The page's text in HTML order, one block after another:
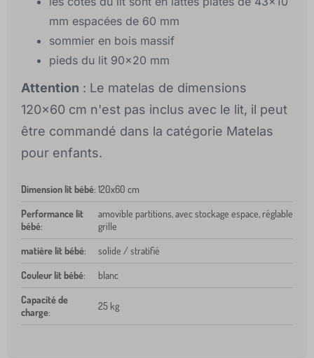
mm espacées de 60 mm
sommier en bois massif
pieds du lit 90x20 mm
Attention : Le matelas de dimensions
120x60 cm n'est pas inclus avec le lit, il peut
être commandé dans la catégorie Matelas
pour enfants.
Dimension lit bébé: 120x60 cm
Performance lit
bébé:
amovible partitions, avec stockage espace, réglable
grille
matière lit bébé: solide / stratifié
Couleur lit bébé: blanc
Capacité de
charge:
25 kg